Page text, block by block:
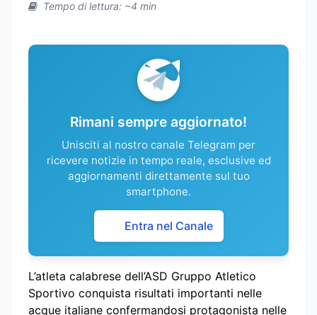
Tempo di lettura: ~4 min
Rimani sempre aggiornato!
Unisciti al nostro canale Telegram per
ricevere notizie in tempo reale, esclusive ed
aggiornamenti direttamente sul tuo
smartphone.
Entra nel Canale
L’atleta calabrese dell’ASD Gruppo Atletico
Sportivo conquista risultati importanti nelle
acque italiane confermandosi protagonista nelle